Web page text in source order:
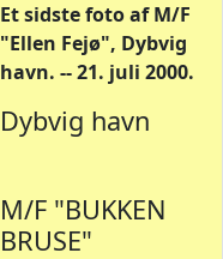
Et sidste foto af M/F
"Ellen Fejø", Dybvig
havn. -- 21. juli 2000.
Dybvig havn
M/F "BUKKEN
BRUSE"